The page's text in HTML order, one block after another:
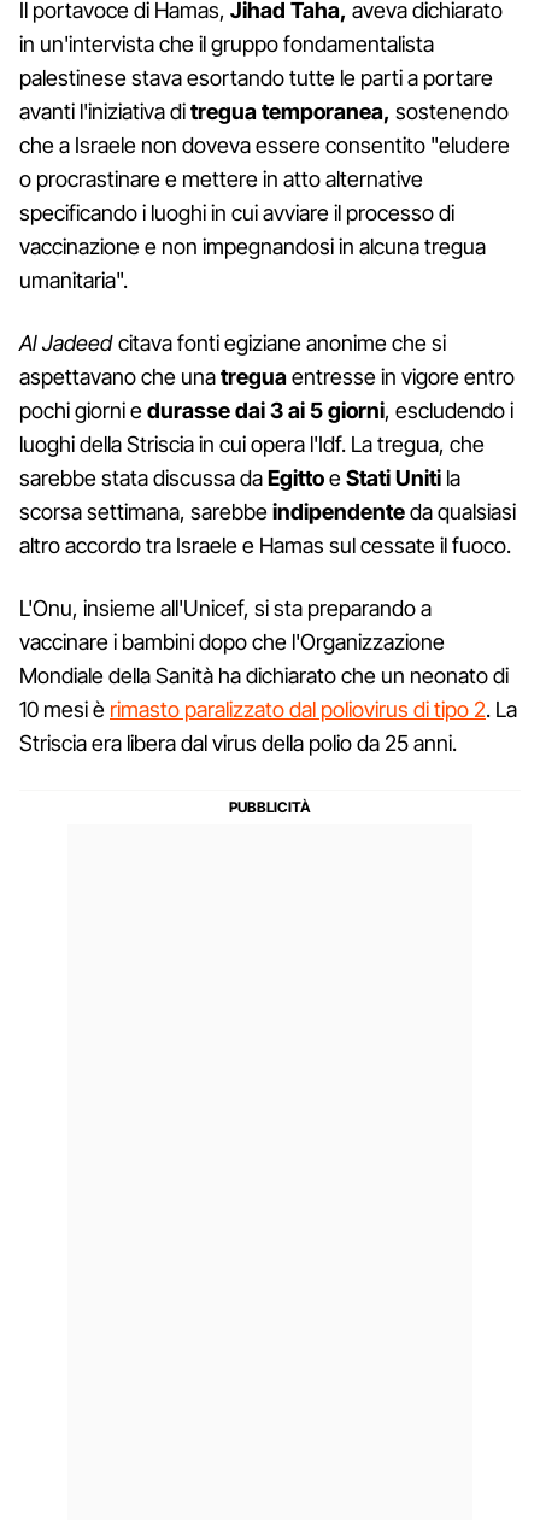
Il portavoce di Hamas, Jihad Taha, aveva dichiarato
in un'intervista che il gruppo fondamentalista
palestinese stava esortando tutte le parti a portare
avanti l'iniziativa ditregua temporanea, sostenendo
che a Israele non doveva essere consentito "eludere
o procrastinare e mettere in atto alternative
specificando i luoghi in cui avviare il processo di
vaccinazione e non impegnandosi in alcuna tregua
umanitaria".
Al Jadeedcitava fonti egiziane anonime che si
aspettavano che unatreguaentresse in vigore entro
pochi giorni edurasse dai 3 ai 5 giorni, escludendo i
luoghi della Striscia in cui opera l'Idf. La tregua, che
sarebbe stata discussa daEgittoeStati Uniti la
scorsa settimana, sarebbeindipendenteda qualsiasi
altro accordo tra Israele e Hamas sul cessate il fuoco.
L'Onu, insieme all'Unicef, si sta preparando a
vaccinare i bambini dopo che l'Organizzazione
Mondiale della Sanità ha dichiarato che un neonato di
10 mesi è rimasto paralizzato dal poliovirus di tipo 2. La
Striscia era libera dal virus della polio da 25 anni.